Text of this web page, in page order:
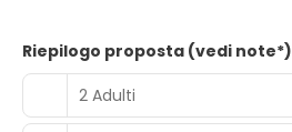
Riepilogo proposta (vedi note*)
2 Adulti